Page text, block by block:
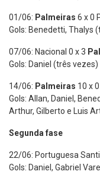
01/06: Palmeiras 6 x 0
Gols: Benedetti, Thalys
07/06: Nacional 0 x 3
Gols: Daniel (três vezes)
14/06: Palmeiras 10 x
Gols: Allan, Daniel,
Arthur, Gilberto e Luis
Segunda fase
22/06: Portuguesa
Gols: Daniel, Gabriel